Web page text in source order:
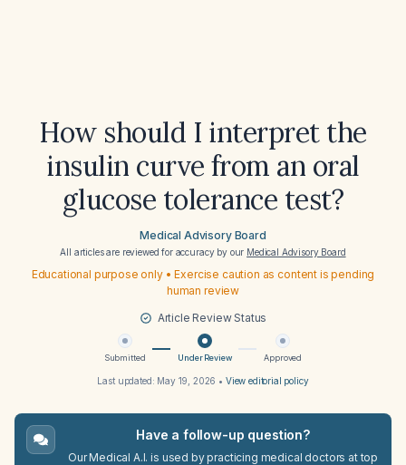
How should I interpret the
insulin curve from an oral
glucose tolerance test?
Medical Advisory Board
All articles are reviewed for accuracy by our Medical Advisory Board
Educational purpose only • Exercise caution as content is pending
human review
Article Review Status
Submitted Under Review Approved
Last updated: May 19, 2026 • View editorial policy
Have a follow-up question?
Our Medical A.I. is used by practicing medical doctors at top